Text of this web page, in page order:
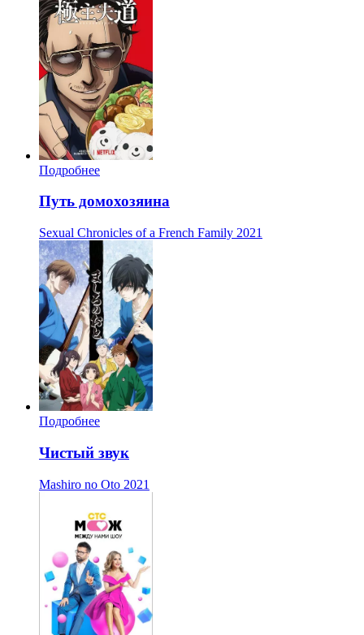
Подробнее
Путь домохозяина
Sexual Chronicles of a French Family 2021
Подробнее
Чистый звук
Mashiro no Oto 2021